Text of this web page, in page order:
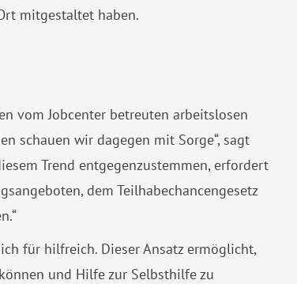
mitgestaltet haben.
vom Jobcenter betreuten arbeitslosen
schauen wir dagegen mit Sorge“, sagt
Trend entgegenzustemmen, erfordert
dem Teilhabechancengesetz
für hilfreich. Dieser Ansatz ermöglicht,
und Hilfe zur Selbsthilfe zu